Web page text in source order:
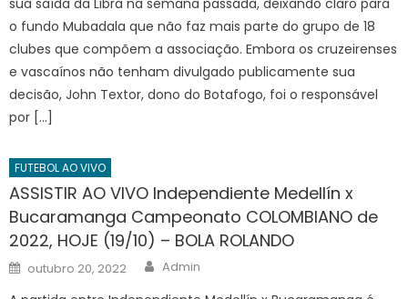
o fundo Mubadala que não faz mais parte do grupo de 18
clubes que compõem a associação. Embora os cruzeirenses
e vascaínos não tenham divulgado publicamente sua
decisão, John Textor, dono do Botafogo, foi o responsável
por […]
FUTEBOL AO VIVO
ASSISTIR AO VIVO Independiente Medellín x
Bucaramanga Campeonato COLOMBIANO de
2022, HOJE (19/10) – BOLA ROLANDO
Posted
on
outubro 20, 2022 Author
Admin